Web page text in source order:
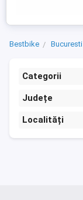
Bestbike Bucuresti
Categorii
Județe
Localități